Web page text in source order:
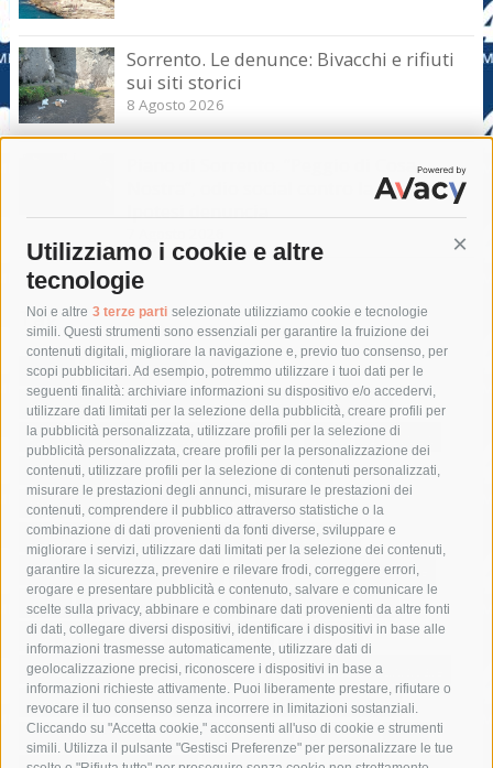
Utilizziamo i cookie e altre
tecnologie
Noi e altre 3 terze parti selezionate utilizziamo cookie e tecnologie
simili. Questi strumenti sono essenziali per garantire la fruizione dei
contenuti digitali, migliorare la navigazione e, previo tuo consenso, per
scopi pubblicitari. Ad esempio, potremmo utilizzare i tuoi dati per le
seguenti finalità: archiviare informazioni su dispositivo e/o accedervi,
utilizzare dati limitati per la selezione della pubblicità, creare profili per
la pubblicità personalizzata, utilizzare profili per la selezione di
pubblicità personalizzata, creare profili per la personalizzazione dei
contenuti, utilizzare profili per la selezione di contenuti personalizzati,
misurare le prestazioni degli annunci, misurare le prestazioni dei
contenuti, comprendere il pubblico attraverso statistiche o la
combinazione di dati provenienti da fonti diverse, sviluppare e
migliorare i servizi, utilizzare dati limitati per la selezione dei contenuti,
garantire la sicurezza, prevenire e rilevare frodi, correggere errori,
erogare e presentare pubblicità e contenuto, salvare e comunicare le
scelte sulla privacy, abbinare e combinare dati provenienti da altre fonti
di dati, collegare diversi dispositivi, identificare i dispositivi in base alle
informazioni trasmesse automaticamente, utilizzare dati di
geolocalizzazione precisi, riconoscere i dispositivi in base a
informazioni richieste attivamente. Puoi liberamente prestare, rifiutare o
revocare il tuo consenso senza incorrere in limitazioni sostanziali.
Cliccando su "Accetta cookie," acconsenti all'uso di cookie e strumenti
simili. Utilizza il pulsante "Gestisci Preferenze" per personalizzare le tue
Sorrento. Le denunce: Bivacchi e rifiuti
sui siti storici
8 Agosto 2026
Nostra”, odio social contro la giunta.
Ipotesi denuncia
Tag
acqua allerta meteo
anas
area marina protetta di punta campanella
arresto
Asl Napoli 3 sud
capitaneria di porto capri
carabinieri
castellammare di stabia
circumvesuviana
comune di sorrento
concerto
contagi
costiera amalfitana
covid-19 eav
elezioni
fondazione sorrento
gori guardia costiera
incidente
lavori
lorenzo balducelli mare
massa lubrense
massimo coppola
Meta napoli
ordinanza
penisola sorrentina
piano di sorrento
polizia municipale
protezione civile
Regione Campania
sant'agnello
sindaco cuomo
sorrento studenti temporali
treni